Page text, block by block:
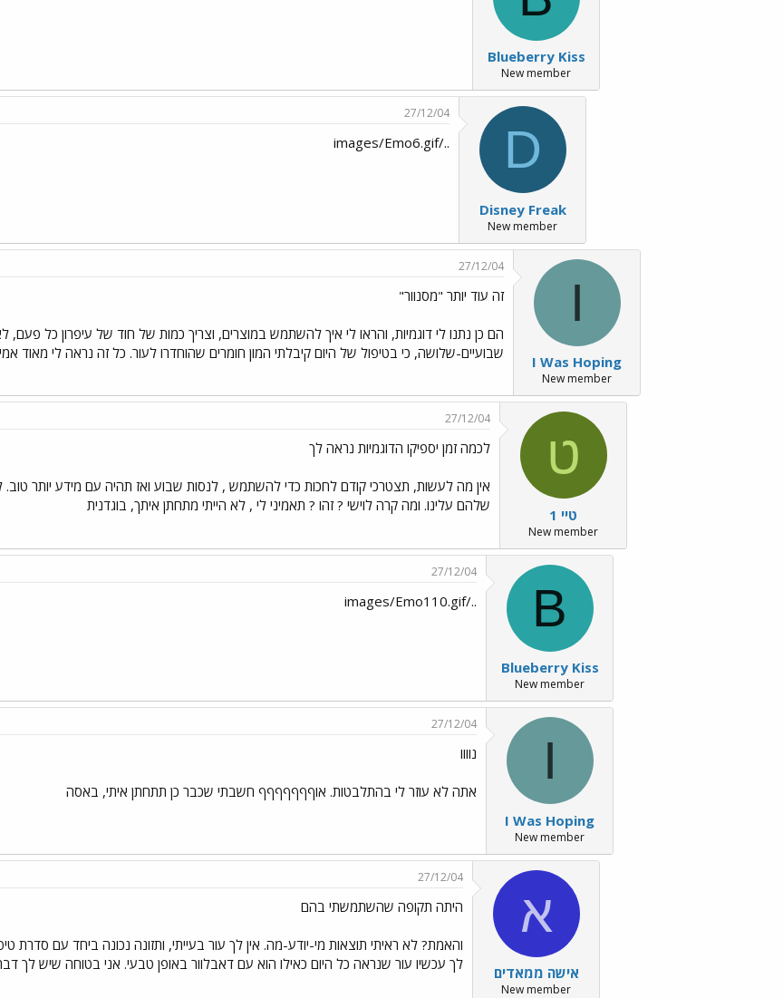
Blueberry Kiss
New member
D
Disney Freak
New member
27/12/04
../images/Emo6.gif
I
I Was Hoping
New member
27/12/04
זה עוד יותר "מסנוור"
הם כן נתנו לי דוגמיות, והראו לי איך להשתמש במוצרים, וצריך כמות של חוד של עיפרון כל
שבועיים-שלושה, כי בטיפול של היום קיבלתי המון חומרים שהוחדרו לעור. כל זה נראה לי מאוד
ט
טיי 1
New member
27/12/04
לכמה זמן יספיקו הדוגמיות נראה לך
אין מה לעשות, תצטרכי קודם לחכות כדי להשתמש , לנסות שבוע ואז תהיה עם מידע יותר
שלהם עלינו. ומה קרה לוישי ? זהו ? תאמיני לי , לא הייתי מתחתן איתך, בוגדנית
B
Blueberry Kiss
New member
27/12/04
../images/Emo110.gif
I
I Was Hoping
New member
27/12/04
נוווו
אתה לא עוזר לי בהתלבטות. אוףףףףףףף חשבתי שכבר כן תתחתן איתי, באסה
א
אישה ממאדים
New member
27/12/04
היתה תקופה שהשתמשתי בהם
לך עכשיו עור שנראה כל היום כאילו הוא עם דאבלוור באופן טבעי. אני בטוחה שיש לך